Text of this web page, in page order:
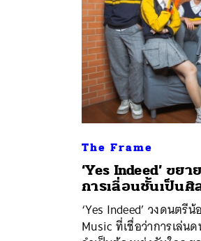
The Frame
‘Yes Indeed’ ข
การเลื่อนชั้นเป็นศิ
‘Yes Indeed’ วงดนต
Music ที่เชื่อว่าการเล่น